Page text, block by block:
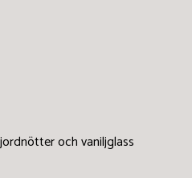
och vaniljglass